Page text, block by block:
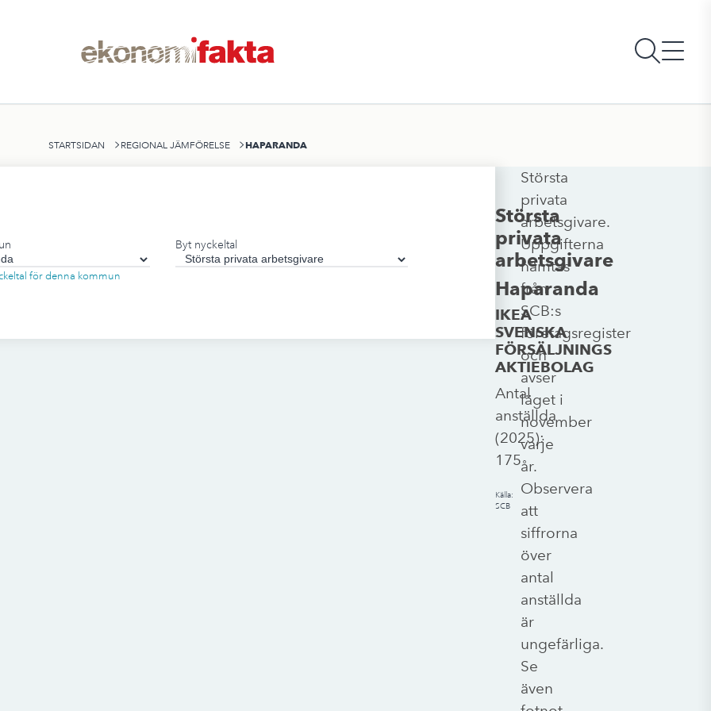
STARTSIDAN REGIONAL JÄMFÖRELSE HAPARANDA
Byt nyckeltal
för denna kommun
Största
privata
arbetsgivare
Haparanda
IKEA
SVENSKA
FÖRSÄLJNINGS
AKTIEBOLAG
Antal
anställda
(2025):
175
Källa:
SCB
Största
privata
arbetsgivare.
Uppgifterna
hämtas
från
SCB:s
företagsregister
och
avser
läget i
november
varje
år.
Observera
att
siffrorna
över
antal
anställda
är
ungefärliga.
Se
även